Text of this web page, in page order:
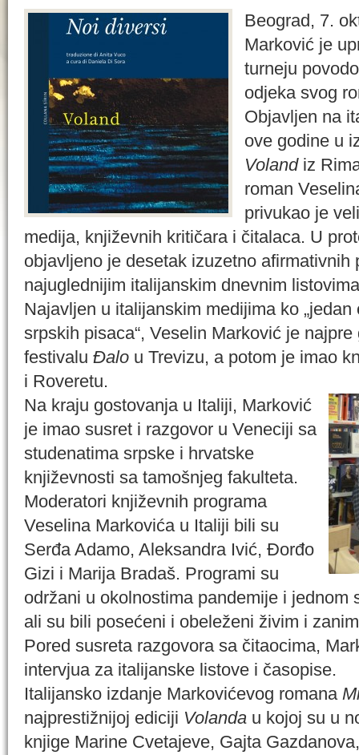
Beograd, 7.
Marković je
turneju
odjeka svog
Objavljen na
ove godine u
Volandiz
roman
privukao je
medija, književnih kritičara i čitalaca. U
objavljeno je desetak izuzetno afirmativnih
najuglednijim italijanskim dnevnim
Najavljen u italijanskim medijima ko
srpskih pisaca“, Veselin Marković je
festivalu Đalo u Trevizu, a potom je imao
i Roveretu.
Na kraju gostovanja u Italiji, Marković
je imao susret i razgovor u Veneciji sa
studenatima srpske i hrvatske
književnosti sa tamošnjeg fakulteta.
Moderatori književnih programa
Veselina Markovića u Italiji bili su
Serđa Adamo, Aleksandra Ivić, Đorđo
Gizi i Marija Bradaš. Programi su
održani u okolnostima pandemije i jednom
ali su bili posećeni i obeleženi živim i
Pored susreta razgovora sa čitaocima,
intervjua za italijanske listove i časopise.
Italijansko izdanje Markovićevog romana
najprestižnijoj ediciji Volanda u kojoj su u
knjige Marine Cvetajeve, Gajta